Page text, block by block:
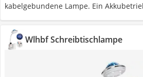
kabelgebundene Lampe. Ein
Wlhbf Schreibtischlampe